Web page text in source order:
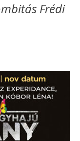
Frédi